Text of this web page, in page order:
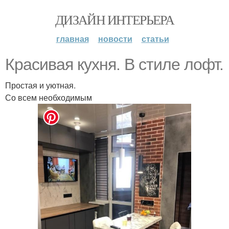
ДИЗАЙН ИНТЕРЬЕРА
главная новости статьи
Красивая кухня. В стиле лофт.
Простая и уютная.
Со всем необходимым